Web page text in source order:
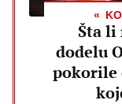
Šta li
dodelu
pokorile